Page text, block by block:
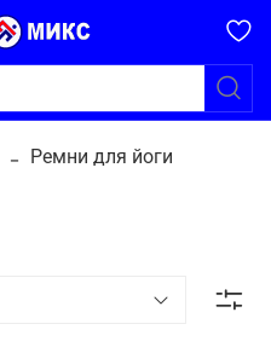
Ремни для йоги